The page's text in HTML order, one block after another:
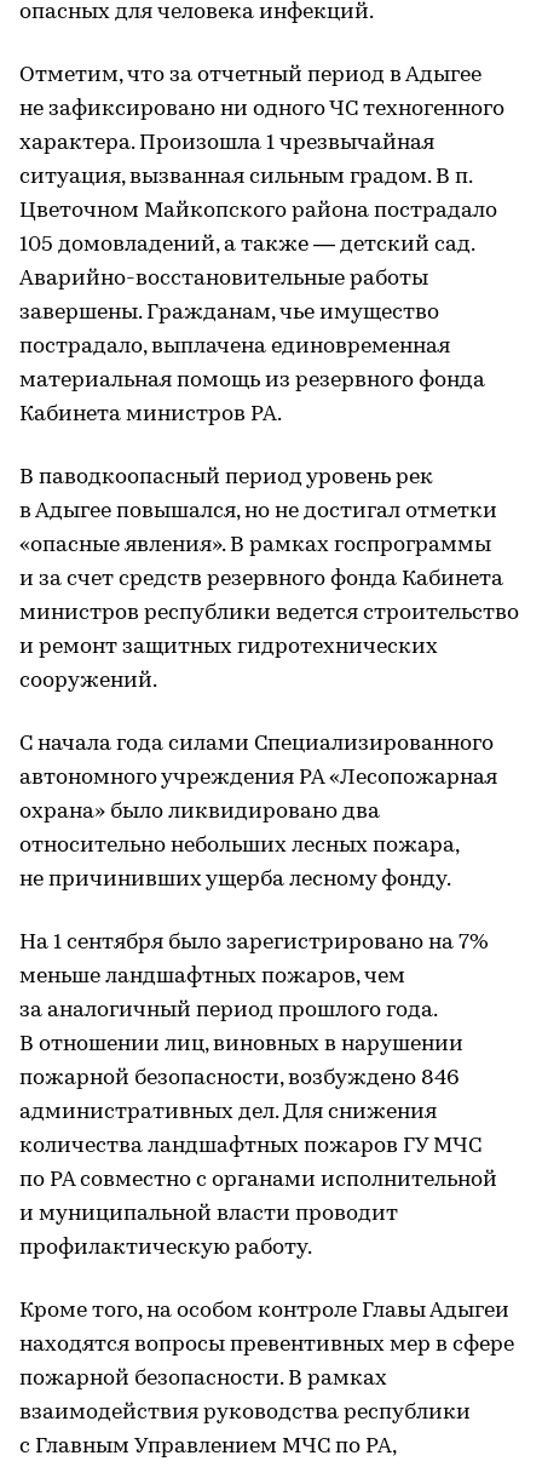
опасных для человека инфекций.
Отметим, что за отчетный период в Адыгее
не зафиксировано ни одного ЧС техногенного
характера. Произошла 1 чрезвычайная
ситуация, вызванная сильным градом. В п.
Цветочном Майкопского района пострадало
105 домовладений, а также — детский сад.
Аварийно-восстановительные работы
завершены. Гражданам, чье имущество
пострадало, выплачена единовременная
материальная помощь из резервного фонда
Кабинета министров РА.
В паводкоопасный период уровень рек
в Адыгее повышался, но не достигал отметки
«опасные явления». В рамках госпрограммы
и за счет средств резервного фонда Кабинета
министров республики ведется строительство
и ремонт защитных гидротехнических
сооружений.
С начала года силами Специализированного
автономного учреждения РА «Лесопожарная
охрана» было ликвидировано два
относительно небольших лесных пожара,
не причинивших ущерба лесному фонду.
На 1 сентября было зарегистрировано на 7%
меньше ландшафтных пожаров, чем
за аналогичный период прошлого года.
В отношении лиц, виновных в нарушении
пожарной безопасности, возбуждено 846
административных дел. Для снижения
количества ландшафтных пожаров ГУ МЧС
по РА совместно с органами исполнительной
и муниципальной власти проводит
профилактическую работу.
Кроме того, на особом контроле Главы Адыгеи
находятся вопросы превентивных мер в сфере
пожарной безопасности. В рамках
взаимодействия руководства республики
с Главным Управлением МЧС по РА,